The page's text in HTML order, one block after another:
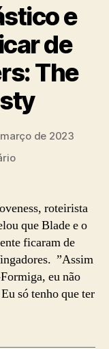
Studios
e
de
The
de 2023
em
Blade
devem
ficar
de
fora
de
roteirista
que Blade e o
ficaram de
”Assim
eu não
só tenho que ter